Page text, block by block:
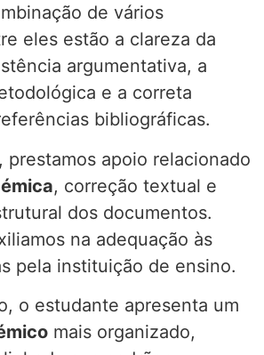
de vários
eles estão a clareza da
argumentativa, a
e a correta
bibliográficas.
prestamos apoio relacionado
, correção textual e
dos documentos.
na adequação às
pela instituição de ensino.
o estudante apresenta um
mais organizado,